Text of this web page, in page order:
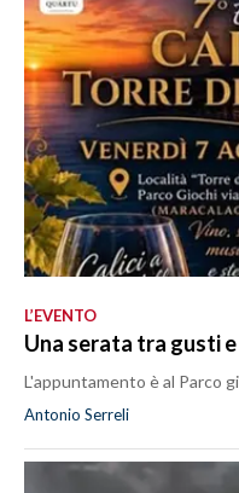
L’EVENTO
Una serata tra gusti
L'appuntamento è al Parco
Antonio Serreli